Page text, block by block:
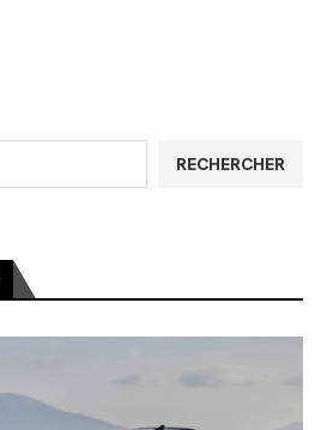
RECHERCHER